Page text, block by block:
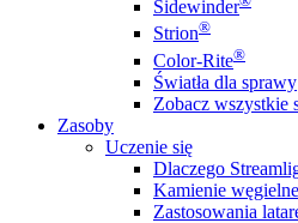
Sidewinder
Strion®
Color-Rite®
Światła dla sprawy
Zobacz wszystkie
Zasoby
Uczenie się
Dlaczego
Kamienie
Zastosowania